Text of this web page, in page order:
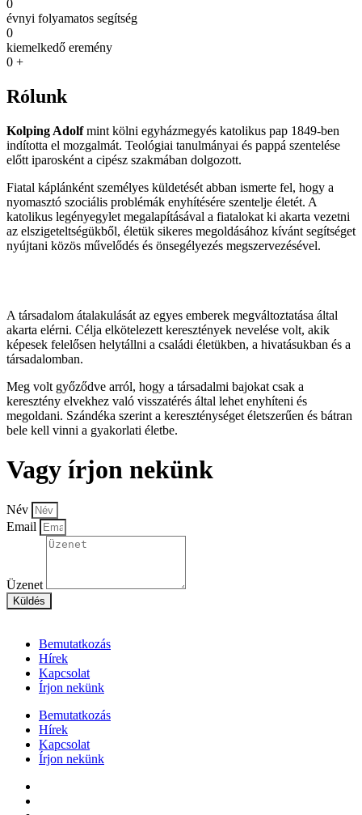
0
évnyi folyamatos segítség
0
kiemelkedő eremény
0 +
Rólunk
Kolping Adolfmint kölni egyházmegyés katolikus pap 1849-ben
indította el mozgalmát. Teológiai tanulmányai és pappá szentelése
előtt iparosként a cipész szakmában dolgozott.
Fiatal káplánként személyes küldetését abban ismerte fel, hogy a
nyomasztó szociális problémák enyhítésére szentelje életét. A
katolikus legényegylet megalapításával a fiatalokat ki akarta vezetni
az elszigeteltségükből, életük sikeres megoldásához kívánt segítséget
nyújtani közös művelődés és önsegélyezés megszervezésével.
A társadalom átalakulását az egyes emberek megváltoztatása által
akarta elérni. Célja elkötelezett keresztények nevelése volt, akik
képesek felelősen helytállni a családi életükben, a hivatásukban és a
társadalomban.
Meg volt győződve arról, hogy a társadalmi bajokat csak a
keresztény elvekhez való visszatérés által lehet enyhíteni és
megoldani. Szándéka szerint a kereszténységet életszerűen és bátran
bele kell vinni a gyakorlati életbe.
Vagy írjon nekünk
Név
Email
Üzenet
Küldés
Bemutatkozás
Hírek
Kapcsolat
Írjon nekünk
Bemutatkozás
Hírek
Kapcsolat
Írjon nekünk